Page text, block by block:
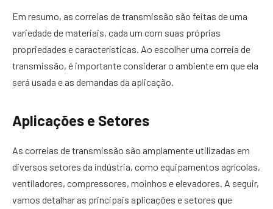
Em resumo, as correias de transmissão são feitas de uma
variedade de materiais, cada um com suas próprias
propriedades e características. Ao escolher uma correia de
transmissão, é importante considerar o ambiente em que ela
será usada e as demandas da aplicação.
Aplicações e Setores
As correias de transmissão são amplamente utilizadas em
diversos setores da indústria, como equipamentos agrícolas,
ventiladores, compressores, moinhos e elevadores. A seguir,
vamos detalhar as principais aplicações e setores que